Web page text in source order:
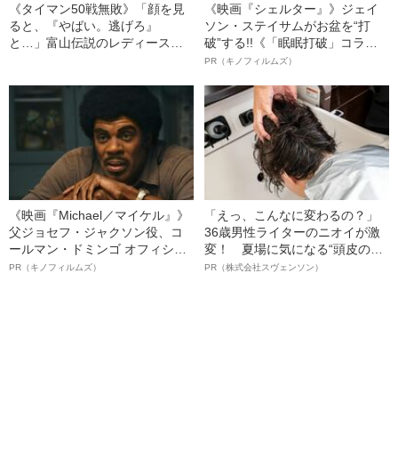
《タイマン50戦無敗》「顔を見
ると、『やばい。逃げろ』
と…」富山伝説のレディース初
《映画『シェルター』》ジェイ
ソン・ステイサムがお盆を“打
破”する!!《「眠眠打破」コラ
ボ》
PR（キノフィルムズ）
《映画『Michael／マイケル』》
父ジョセフ・ジャクソン役、コ
ールマン・ドミンゴ オフィシャ
ルインタビュー“観客を魅了した
PR（キノフィルムズ）
「えっ、こんなに変わるの？」
36歳男性ライターのニオイが激
変！ 夏場に気になる“頭皮のニ
オイ”や“ベタつき”を解消す
PR（株式会社スヴェンソン）